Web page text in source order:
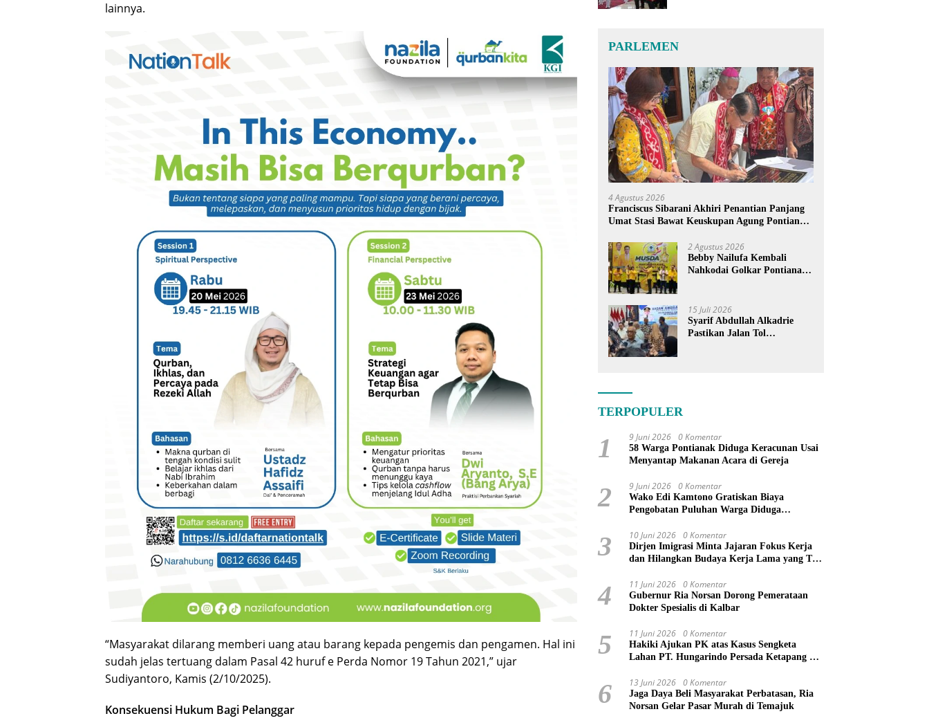
lainnya.
“Masyarakat dilarang memberi uang atau barang kepada pengemis dan pengamen. Hal ini
sudah jelas tertuang dalam Pasal 42 huruf e Perda Nomor 19 Tahun 2021,” ujar
Sudiyantoro, Kamis (2/10/2025).
Konsekuensi Hukum Bagi Pelanggar
PARLEMEN
4 Agustus 2026
Franciscus Sibarani Akhiri Penantian Panjang
Umat Stasi Bawat Keuskupan Agung Pontianak,
2 Agustus 2026
Bebby Nailufa Kembali
Nahkodai Golkar Pontianak,
15 Juli 2026
Syarif Abdullah Alkadrie
Pastikan Jalan Tol
TERPOPULER
1 9 Juni 2026 0 Komentar
58 Warga Pontianak Diduga Keracunan Usai
Menyantap Makanan Acara di Gereja
2 9 Juni 2026 0 Komentar
Wako Edi Kamtono Gratiskan Biaya
Pengobatan Puluhan Warga Diduga
3 10 Juni 2026 0 Komentar
Dirjen Imigrasi Minta Jajaran Fokus Kerja
dan Hilangkan Budaya Kerja Lama yang Tak
4 11 Juni 2026 0 Komentar
Gubernur Ria Norsan Dorong Pemerataan
Dokter Spesialis di Kalbar
5 11 Juni 2026 0 Komentar
Hakiki Ajukan PK atas Kasus Sengketa
Lahan PT. Hungarindo Persada Ketapang ke
6 13 Juni 2026 0 Komentar
Jaga Daya Beli Masyarakat Perbatasan, Ria
Norsan Gelar Pasar Murah di Temajuk